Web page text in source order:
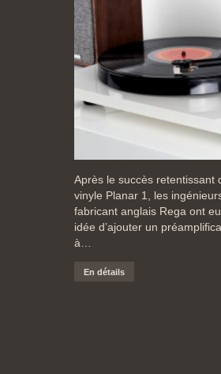
Après le succès retentissant
vinyle Planar 1, les
fabricant anglais Rega ont
idée d’ajouter un
à…
En détails